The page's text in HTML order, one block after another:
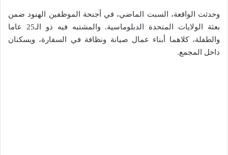
وحدثت الواقعة، السبت الماضي، في أجنحة الموظفين الهنود ضمن
بعثة الولايات المتحدة الدبلوماسية. والمشتبه فيه ذو الـ25 عاما
والطفلة، كلاهما أبناء عمال صيانة ونظافة في السفارة، ويسكنان
داخل المجمع.